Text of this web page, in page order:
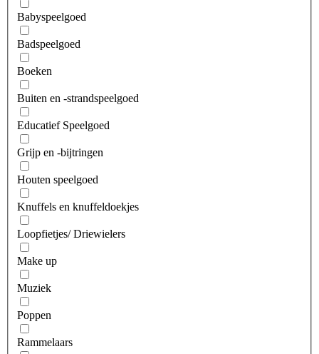
Babyspeelgoed
Badspeelgoed
Boeken
Buiten en -strandspeelgoed
Educatief Speelgoed
Grijp en -bijtringen
Houten speelgoed
Knuffels en knuffeldoekjes
Loopfietjes/ Driewielers
Make up
Muziek
Poppen
Rammelaars